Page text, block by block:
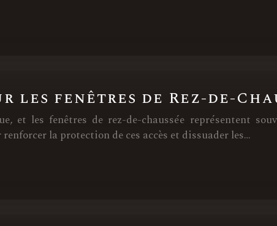
les fenêtres de Rez-de-
les fenêtres de rez-de-chaussée représentent
la protection de ces accès et dissuader les…